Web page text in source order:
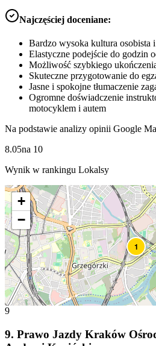
Najczęściej doceniane:
Bardzo wysoka kultura
Elastyczne podejście do godzin
Możliwość szybkiego
Skuteczne przygotowanie do
Jasne i spokojne tłumaczenie
Ogromne doświadczenie
motocyklem i autem
Na podstawie analizy opinii Google
8.05na 10
Wynik w rankingu Lokalsy
1
+
−
9
9. Prawo Jazdy Kraków